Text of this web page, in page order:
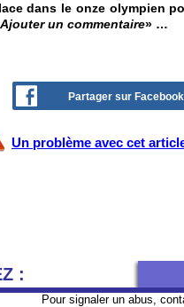
dans le onze olympien
Ajouter un commentaire» …
Partager sur Facebook
Un problème avec cet
:
Pour signaler un abus,